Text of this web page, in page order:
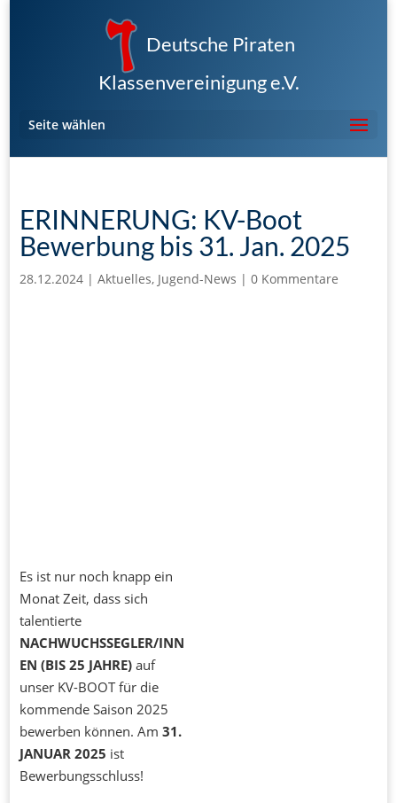
Deutsche Piraten
Klassenvereinigung e.V.
Seite wählen
ERINNERUNG: KV-Boot
Bewerbung bis 31. Jan. 2025
28.12.2024| Aktuelles, Jugend-News | 0 Kommentare
Es ist nur noch knapp ein
Monat Zeit, dass sich
talentierte
NACHWUCHSSEGLER/INN
EN (BIS 25 JAHRE)auf
unser KV-BOOT für die
kommende Saison 2025
bewerben können. Am 31.
JANUAR 2025 ist
Bewerbungsschluss!